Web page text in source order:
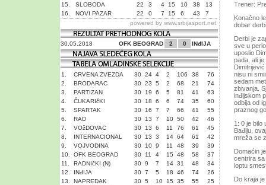
15.
SLOBODA 22 3 4 15 10 38
13
16.
NOVI PAZAR 22 0 7 15 6 43
7
powered by www.srbijasport.net
30.05.2018 OFK BEOGRAD 2 0 INđIJA
1. CRVENA ZVEZDA 30 24 4 2 106 38
76
2.
BRODARAC 30 23 5 2 68 21
74
3.
PARTIZAN 30 19 6 5 81 41
63
4.
ČUKARIčKI 30 18 6 6 74 35
60
5.
SPARTAK 30 16 7 7 66 41
55
6.
RAD 30 13 7 10 50 42
46
7.
VOžDOVAC 30 13 6 11 76 61
45
8.
INTERNACIONAL 30 13 3 14 64 61
42
9.
VOJVODINA 30 10 9 11 48 39
39
10.
OFK BEOGRAD 30 11 4 15 48 58
37
11.
RADNIčKI (N) 30 9 7 14 31 48
34
12.
INđIJA 30 7 5 18 46 74
26
13.
NAPREDAK 30 5 10 15 35 55
25
Trener:
Konačno
dobar
Derbi je
sve u
uposlio
pada, ali
nisu ni
sedam
zbivanja.
inđijskom
odbija od
praznog
1: 0 je bilo
Bađiju,
mreža se
Domaćin
centrira
loptu
Do kraja